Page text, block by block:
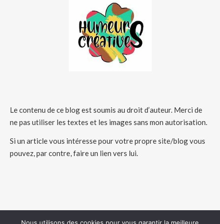
Le contenu de ce blog est soumis au droit d’auteur. Merci de
ne pas utiliser les textes et les images sans mon autorisation.
Si un article vous intéresse pour votre propre site/blog vous
pouvez, par contre, faire un lien vers lui.